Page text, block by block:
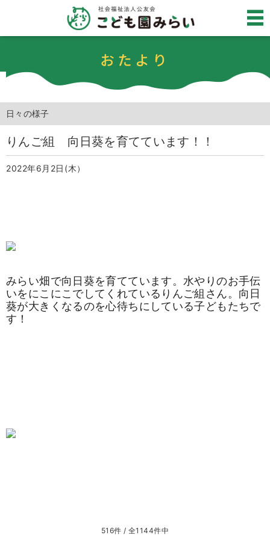
おたより
日々の様子
りんご組 向日葵を育てています！！
2022年6月2日(木）
みらい畑で向日葵を育てています。水やりのお手伝
いをにこにこでしてくれているりんご組さん。向日
葵が大きくなるのを心待ちにしている子どもたちで
す！
516件 / 全1144件中